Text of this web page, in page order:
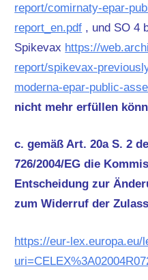
report/comirnaty-epar-
report_en.pdf , und SO 4
Spikevax https://
report/spikevax-
moderna-epar-public-
nicht mehr erfüllen
c. gemäß Art. 20a S. 2
726/2004/EG die
Entscheidung zur
zum Widerruf der
https://eur-lex.europa.eu/